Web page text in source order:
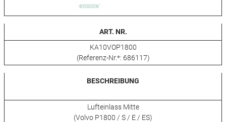
ART. NR.
KA10VOP1800
(Referenz-Nr.*: 686117)
BESCHREIBUNG
Lufteinlass Mitte
(Volvo P1800 / S / E / ES)